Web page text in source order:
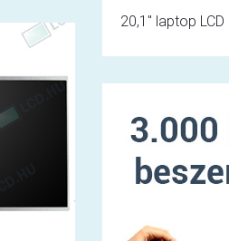
20,1" laptop LCD